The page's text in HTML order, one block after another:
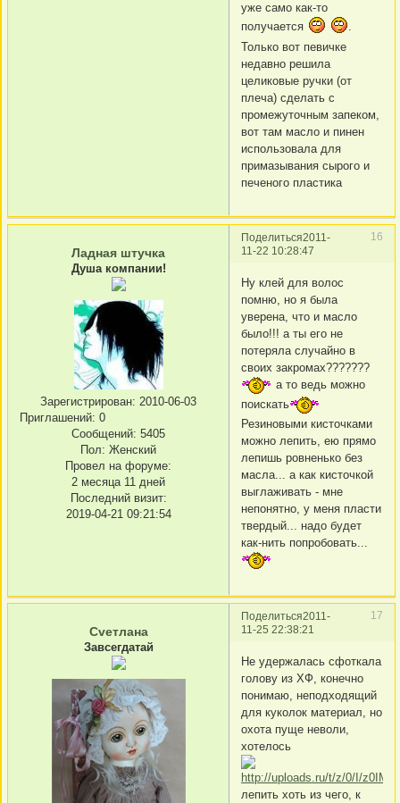
уже само как-то
получается
.
Только вот певичке
недавно решила
целиковые ручки (от
плеча) сделать с
промежуточным запеком,
вот там масло и пинен
использовала для
примазывания сырого и
печеного пластика
Поделиться 16
2011-
11-22 10:28:47
Ладная штучка
Душа компании!
Зарегистрирован: 2010-06-03
Приглашений: 0
Сообщений: 5405
Пол: Женский
Провел на форуме:
2 месяца 11 дней
Последний визит:
2019-04-21 09:21:54
Ну клей для волос
помню, но я была
уверена, что и масло
было!!! а ты его не
потеряла случайно в
своих закромах???????
а то ведь можно
поискать
Резиновыми кисточками
можно лепить, ею прямо
лепишь ровненько без
масла... а как кисточкой
выглаживать - мне
непонятно, у меня пласти
твердый... надо будет
как-нить попробовать...
Поделиться 17
2011-
11-25 22:38:21
Сvетлана
Завсегдатай
Не удержалась сфоткала
голову из ХФ, конечно
понимаю, неподходящий
для куколок материал, но
охота пуще неволи,
хотелось
лепить хоть из чего, к